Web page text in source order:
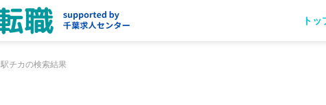
トッ
駅チカの検索結果